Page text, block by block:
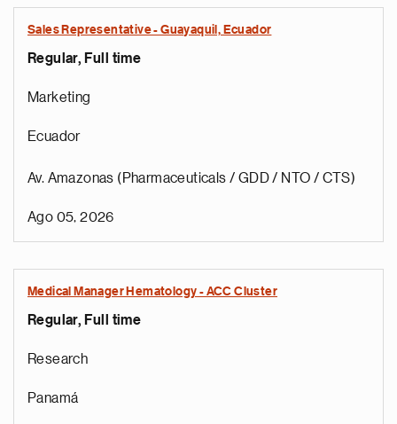
Sales Representative - Guayaquil, Ecuador
Regular, Full time
Marketing
Ecuador
Av. Amazonas (Pharmaceuticals / GDD / NTO / CTS)
Ago 05, 2026
Medical Manager Hematology - ACC Cluster
Regular, Full time
Research
Panamá